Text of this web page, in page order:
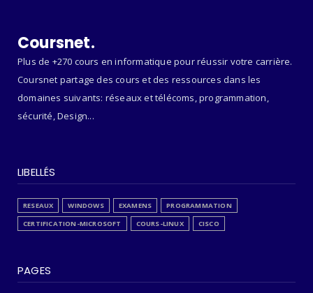
Coursnet.
Plus de +270 cours en informatique pour réussir votre carrière.
Coursnet partage des cours et des ressources dans les
domaines suivants: réseaux et télécoms, programmation,
sécurité, Design...
LIBELLÉS
RESEAUX WINDOWS EXAMENS
PROGRAMMATION
CERTIFICATION-MICROSOFT
COURS-LINUX CISCO
PAGES